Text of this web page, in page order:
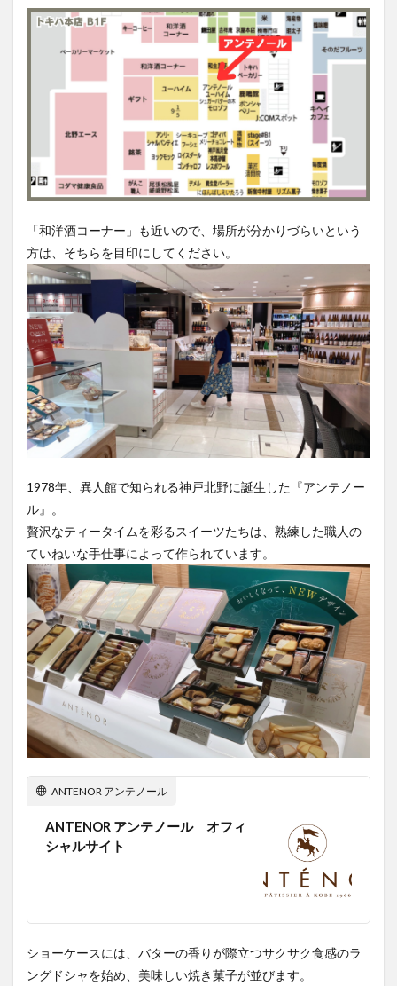
「和洋酒コーナー」も近いので、場所が分かりづらいという
方は、そちらを目印にしてください。
1978年、異人館で知られる神戸北野に誕生した『アンテノー
ル』。
贅沢なティータイムを彩るスイーツたちは、熟練した職人の
ていねいな手仕事によって作られています。
ANTENOR アンテノール
ANTENOR アンテノール オフィ
シャルサイト
ショーケースには、バターの香りが際立つサクサク食感のラ
ングドシャを始め、美味しい焼き菓子が並びます。
玖珠郡
由布市 由布院 甲子園
石仏
磨崖仏
祝祭の広場 神社 祭り
竹田 竹田市 竹田市ディナー
自動販売機 自転車 臼杵市
舞台
蕎麦
複合公共施設 観光
観光スポット
話題
豊後大野 豊後大野市
豊後高田市
買い物
車 農業文化公園
道の駅
鉄道ジオラマ
閉店 閉院 開店
開店閉店
開店閉店まとめ
開院 韓国
音楽
飛行機 飲み物 高崎山 鰻
検索